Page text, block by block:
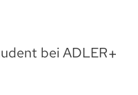
bei ADLER